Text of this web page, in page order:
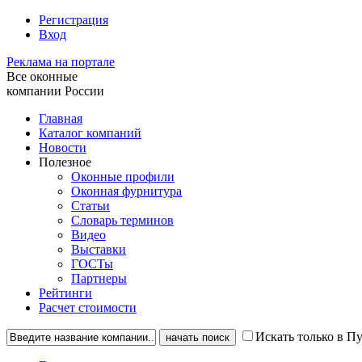
Регистрация
Вход
Реклама на портале
Все оконные
компании России
Главная
Каталог компаний
Новости
Полезное
Оконные профили
Оконная фурнитура
Статьи
Словарь терминов
Видео
Выставки
ГОСТы
Партнеры
Рейтинги
Расчет стоимости
Искать только в